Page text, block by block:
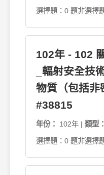
選擇題：0 題非選擇
102年 - 102
_輻射安全技
物質（包括非
#38815
年份： 102年 | 類型：
選擇題：0 題非選擇